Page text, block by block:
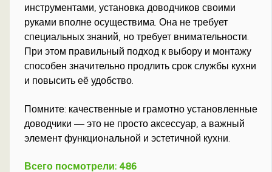
инструментами, установка доводчиков своими
руками вполне осуществима. Она не требует
специальных знаний, но требует внимательности.
При этом правильный подход к выбору и монтажу
способен значительно продлить срок службы кухни
и повысить её удобство.
Помните: качественные и грамотно установленные
доводчики — это не просто аксессуар, а важный
элемент функциональной и эстетичной кухни.
Всего посмотрели: 486